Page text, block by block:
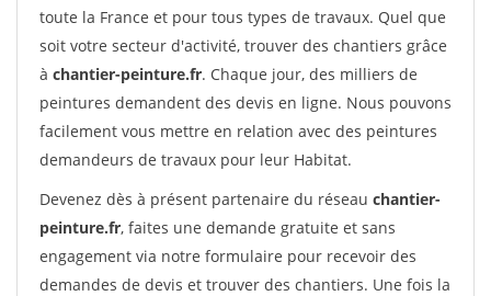
toute la France et pour tous types de travaux. Quel que
soit votre secteur d'activité, trouver des chantiers grâce
à chantier-peinture.fr. Chaque jour, des milliers de
peintures demandent des devis en ligne. Nous pouvons
facilement vous mettre en relation avec des peintures
demandeurs de travaux pour leur Habitat.
Devenez dès à présent partenaire du réseau chantier-
peinture.fr, faites une demande gratuite et sans
engagement via notre formulaire pour recevoir des
demandes de devis et trouver des chantiers. Une fois la